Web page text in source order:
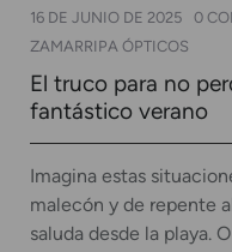
16 DE JUNIO DE 2025
0
ZAMARRIPA ÓPTICOS
El truco para no
fantástico verano
Imagina estas
malecón y de repente
saluda desde la playa.